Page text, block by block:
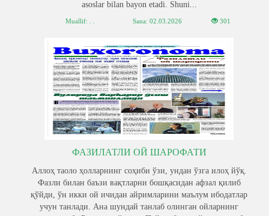
asoslar bilan bayon etadi. Shuni...
Muallif: . . Sana: 02.03.2026 301
ФАЗИЛАТЛИ ОЙ ШАРОФАТИ
Аллоҳ таоло ҳолларнинг соҳиби ўзи, ундан ўзга илоҳ йўқ.
Фазли билан баъзи вақтларни бошқасидан афзал қилиб
қўйди, ўн икки ой ичидан айримларини маълум ибодатлар
учун танлади. Ана шундай танлаб олинган ойларнинг